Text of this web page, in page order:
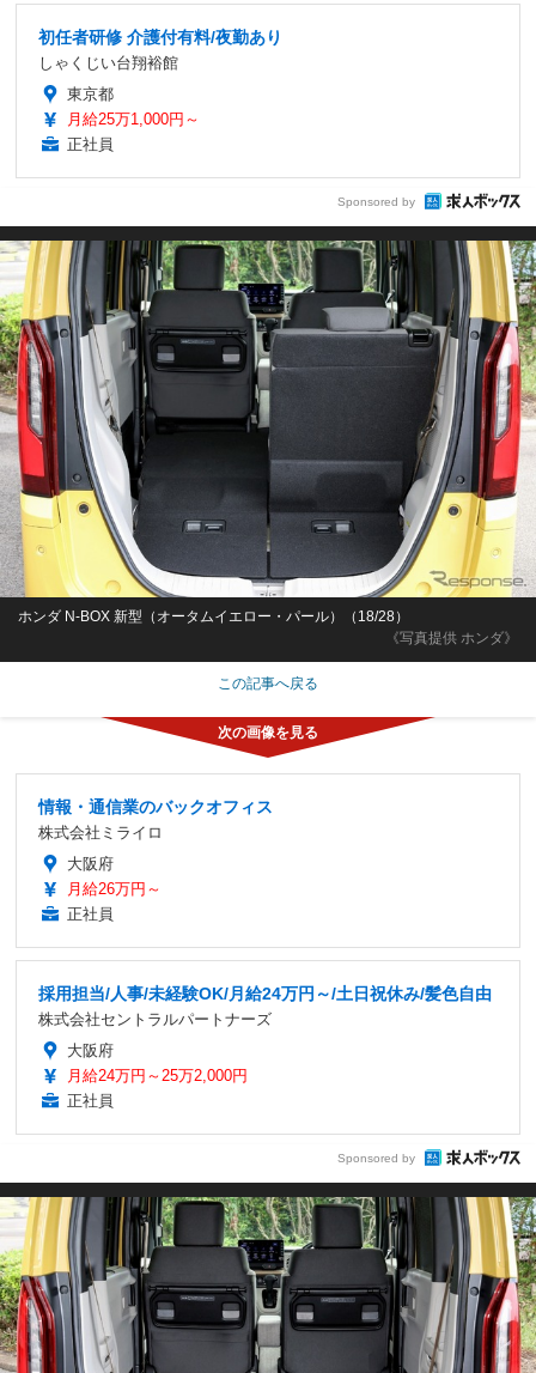
初任者研修 介護付有料/夜勤あり
しゃくじい台翔裕館
東京都
月給25万1,000円～
正社員
Sponsored by
《写真提供 ホンダ》
ホンダ N-BOX 新型（オータムイエロー・パール）（18/28）
この記事へ戻る
情報・通信業のバックオフィス
株式会社ミライロ
大阪府
月給26万円～
正社員
採用担当/人事/未経験OK/月給24万円～/土日祝休み/髪色自由
株式会社セントラルパートナーズ
大阪府
月給24万円～25万2,000円
正社員
Sponsored by